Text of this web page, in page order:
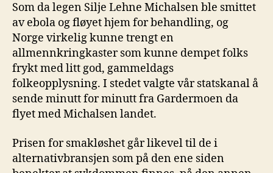
Som da legen Silje Lehne Michalsen ble smittet
av ebola og fløyet hjem for behandling, og
Norge virkelig kunne trengt en
allmennkringkaster som kunne dempet folks
frykt med litt god, gammeldags
folkeopplysning. I stedet valgte vår statskanal å
sende minutt for minutt fra Gardermoen da
flyet med Michalsen landet.
Prisen for smakløshet går likevel til de i
alternativbransjen som på den ene siden